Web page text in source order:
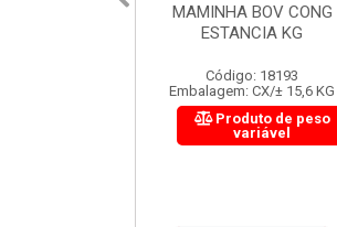
FILE DE COSTELA
ENTRECOTE ESTANCIA
Código: 18299
Embalagem: CX/± 14,4 KG
Produto de peso
variável